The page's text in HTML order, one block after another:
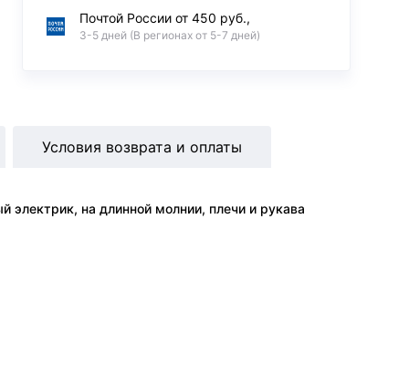
Почтой России от 450 руб.,
3-5 дней (В регионах от 5-7 дней)
на длинной молнии, плечи и рукава
Условия возврата и оплаты